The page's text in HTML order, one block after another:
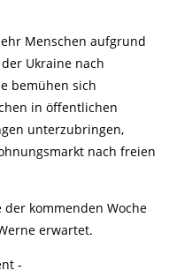
Menschen aufgrund
Ukraine nach
bemühen sich
in öffentlichen
unterzubringen,
nach freien
der kommenden Woche
erwartet.
-